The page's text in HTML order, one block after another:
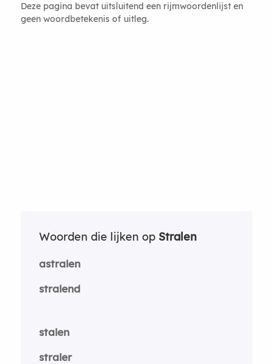
Deze pagina bevat uitsluitend een rijmwoordenlijst en
geen woordbetekenis of uitleg.
Woorden die lijken op Stralen
astralen
stralend
stalen
straler